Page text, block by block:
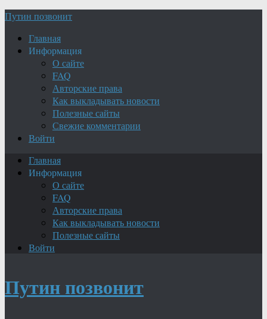
Путин позвонит
Главная
Информация
О сайте
FAQ
Авторские права
Как выкладывать новости
Полезные сайты
Свежие комментарии
Войти
Главная
Информация
О сайте
FAQ
Авторские права
Как выкладывать новости
Полезные сайты
Войти
Путин позвонит